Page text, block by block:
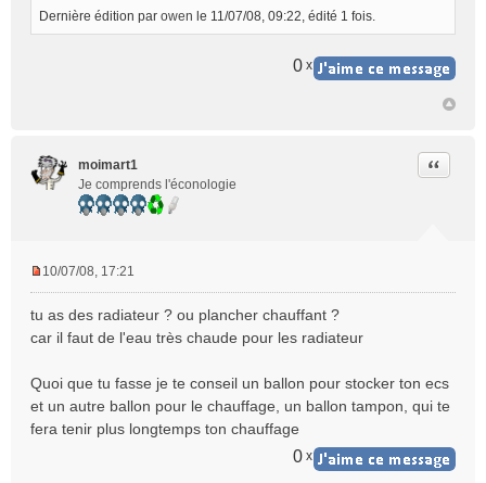
Dernière édition par owen le 11/07/08, 09:22, édité 1 fois.
0 x
moimart1
Je comprends l'éconologie
Citer
s
g
e
10/07/08, 17:21
tu as des radiateur ? ou plancher chauffant ?
car il faut de l'eau très chaude pour les radiateur
Quoi que tu fasse je te conseil un ballon pour stocker ton ecs
et un autre ballon pour le chauffage, un ballon tampon, qui te
fera tenir plus longtemps ton chauffage
0 x